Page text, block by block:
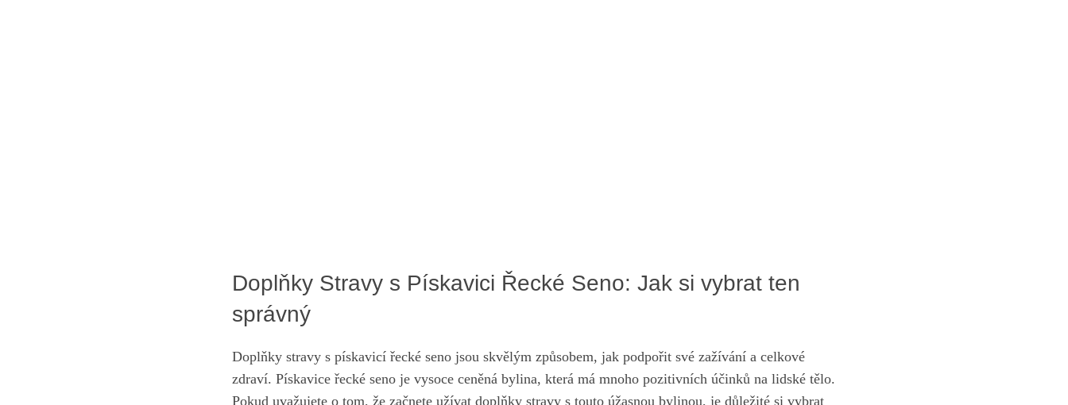
Doplňky Stravy s Pískavici Řecké Seno: Jak si vybrat ten
správný
Doplňky stravy s pískavicí řecké seno jsou skvělým způsobem, jak podpořit své zažívání a celkové
zdraví. Pískavice řecké seno je vysoce ceněná bylina, která má mnoho pozitivních účinků na lidské tělo.
Pokud uvažujete o tom, že začnete užívat doplňky stravy s touto úžasnou bylinou, je důležité si vybrat